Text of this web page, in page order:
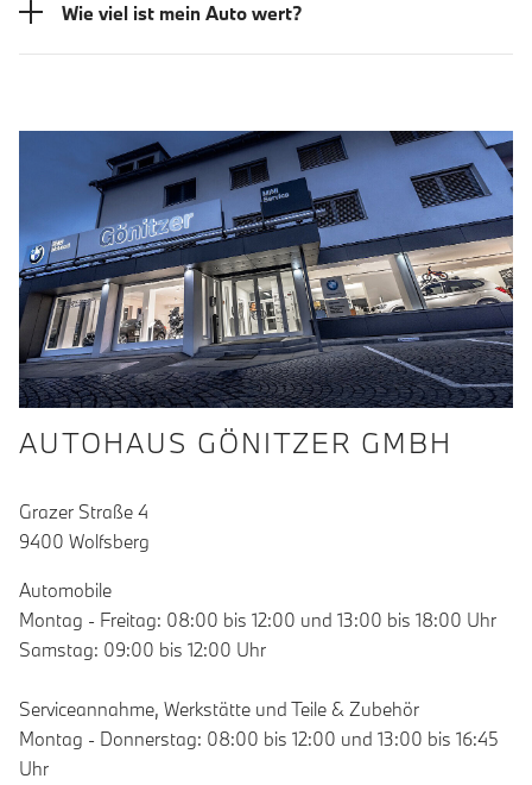
Wie viel ist mein Auto wert?
AUTOHAUS GÖNITZER GMBH
Grazer Straße 4
9400 Wolfsberg
Automobile
Montag - Freitag: 08:00 bis 12:00 und 13:00 bis 18:00 Uhr
Samstag: 09:00 bis 12:00 Uhr
Serviceannahme, Werkstätte und Teile & Zubehör
Montag - Donnerstag: 08:00 bis 12:00 und 13:00 bis 16:45
Uhr